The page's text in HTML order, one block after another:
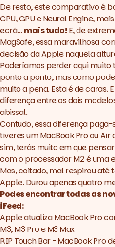
De resto, este comparativo é
CPU, GPU e Neural Engine,
ecrã... mais tudo! E, de
MagSafe, essa maravilhosa
decisão da Apple naquela
Poderíamos perder aqui
ponto a ponto, mas como
muito a pena. Esta é de caras.
diferença entre os dois
abissal.
Contudo, essa diferença
tiveres um MacBook Pro ou Air
sim, terás muito em que
com o processador M2 é uma
Mas, coitado, mal respirou até
Apple. Durou apenas quatro
Podes encontrar todas as
iFeed:
Apple atualiza MacBook Pro
M3, M3 Pro e M3 Max
RIP Touch Bar - MacBook Pro